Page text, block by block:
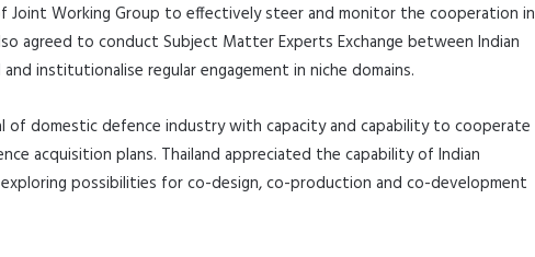
Joint Working Group to effectively steer and monitor the cooperation in
agreed to conduct Subject Matter Experts Exchange between Indian
institutionalise regular engagement in niche domains.
of domestic defence industry with capacity and capability to cooperate
acquisition plans. Thailand appreciated the capability of Indian
possibilities for co-design, co-production and co-development